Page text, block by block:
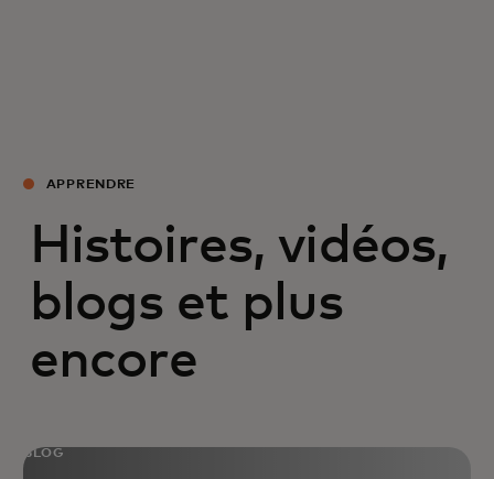
APPRENDRE
Histoires, vidéos,
blogs et plus
encore
BLOG